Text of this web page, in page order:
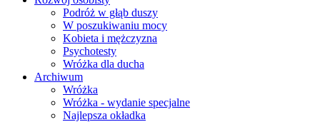
Podróż w głąb duszy
W poszukiwaniu mocy
Kobieta i mężczyzna
Psychotesty
Wróżka dla ducha
Archiwum
Wróżka
Wróżka - wydanie specjalne
Najlepsza okładka